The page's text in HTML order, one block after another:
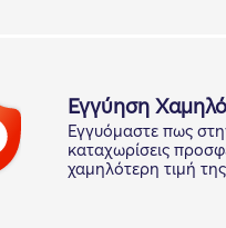
Εγγύηση
Εγγυόμαστε πως
καταχωρίσεις
χαμηλότερη τιμή